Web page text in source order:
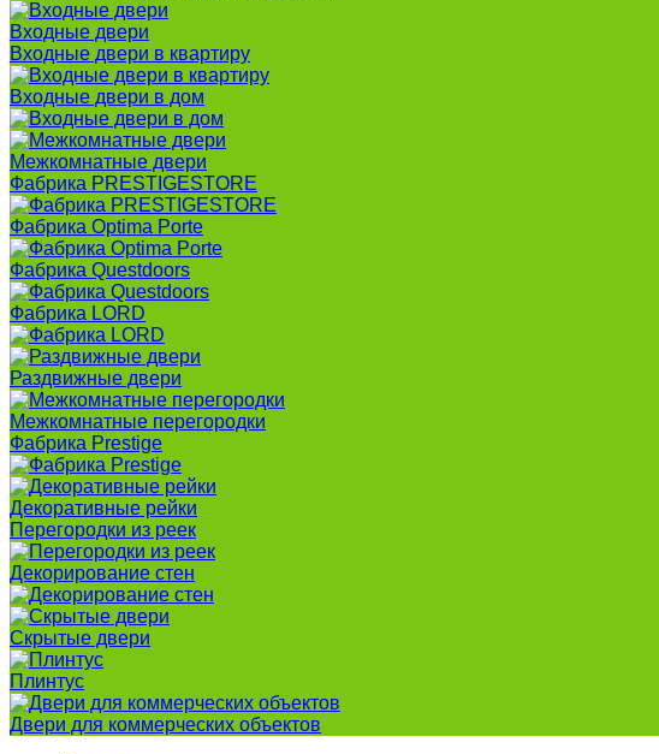
Входные двери
Входные двери в квартиру
Входные двери в дом
Межкомнатные двери
Фабрика PRESTIGESTORE
Фабрика Optima Porte
Фабрика Questdoors
Фабрика LORD
Раздвижные двери
Межкомнатные перегородки
Фабрика Prestige
Декоративные рейки
Перегородки из реек
Декорирование стен
Скрытые двери
Плинтус
Двери для коммерческих объектов